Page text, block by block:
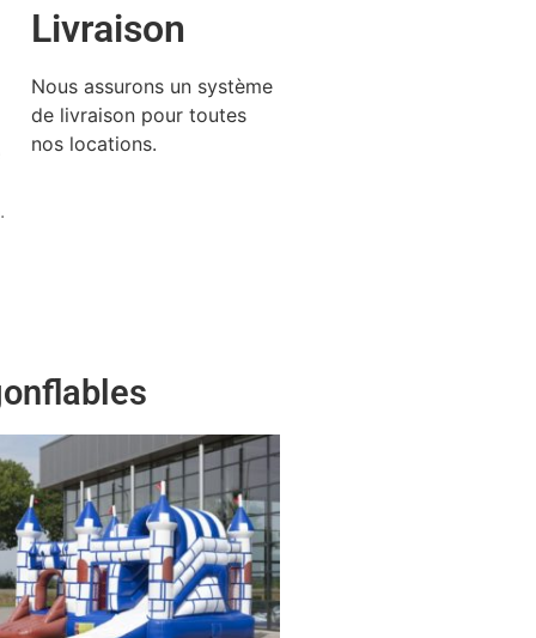
Livraison
Nous assurons un système
de livraison pour toutes
nos locations.